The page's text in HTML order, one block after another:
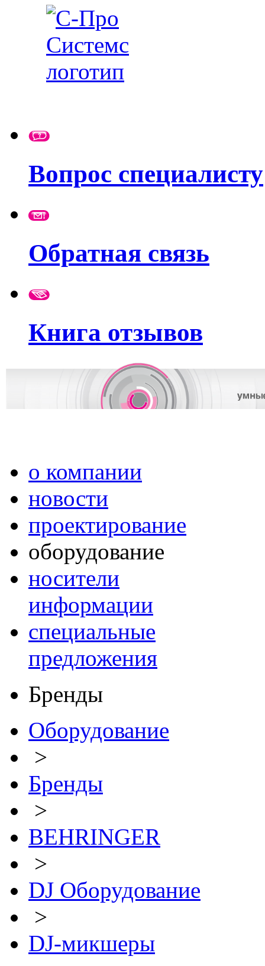
Вопрос специалисту
Обратная связь
Книга отзывов
о компании
новости
проектирование
оборудование
носители
информации
специальные
предложения
Бренды
Оборудование
>
Бренды
>
BEHRINGER
>
DJ Оборудование
>
DJ-микшеры